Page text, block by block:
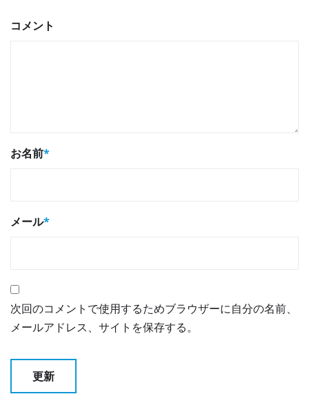
コメント
お名前*
メール*
次回のコメントで使用するためブラウザーに自分の名前、
メールアドレス、サイトを保存する。